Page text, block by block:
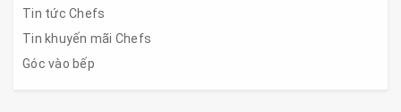
Tin tức Chefs
Tin khuyến mãi Chefs
Góc vào bếp